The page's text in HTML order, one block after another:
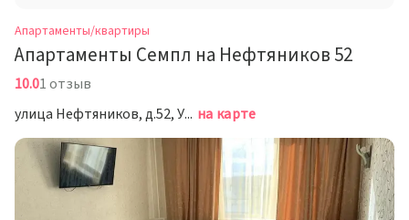
Апартаменты/квартиры
Апартаменты Семпл на Нефтяников 52
10.01 отзыв
улица Нефтяников, д.52, Усинск на карте